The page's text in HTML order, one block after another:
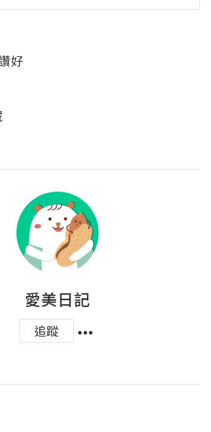
好
愛美日記
追蹤